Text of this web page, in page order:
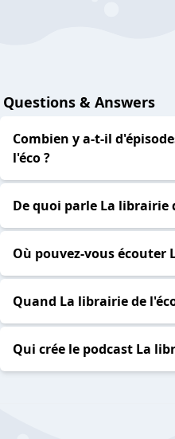
Questions & Answers
Combien y a-t-il
l'éco ?
De quoi parle La librairie
Où pouvez-vous écouter
Quand La librairie de
Qui crée le podcast La